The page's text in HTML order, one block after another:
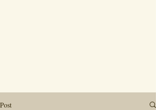
Post